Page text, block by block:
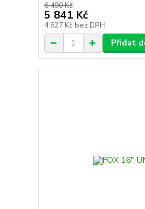
6 490 Kč
5 841 Kč
4 827 Kč bez DPH
Přidat